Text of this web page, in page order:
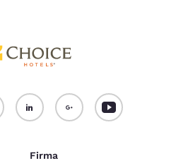
Firma